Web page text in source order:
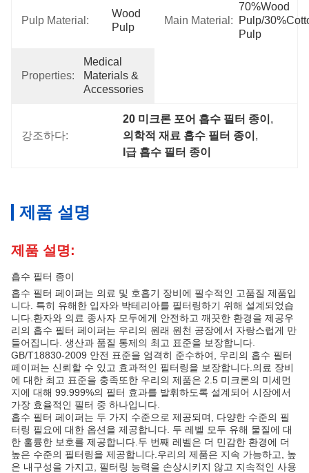
Pulp Material:
Wood
Pulp
Main Material:
70%Wood
Pulp/
Pulp
Properties:
Medical
Materials &
Accessories
강조하다:
20 미크론 포어 흡수 필터 종이 ,
의학적 재료 흡수 필터 종이 ,
I급 흡수 필터 종이
제품 설명
제품 설명:
흡수 필터 종이
흡수 필터 페이퍼는 의료 및 호흡기 장비에 필수적인 고품질 제품입
니다. 특히 유해한 입자와 박테리아를 필터링하기 위해 설계되었습
니다.환자와 의료 종사자 모두에게 안전하고 깨끗한 환경을 제공우
리의 흡수 필터 페이퍼는 우리의 원래 원천 공장에서 자랑스럽게 만
들어집니다. 생산과 품질 통제의 최고 표준을 보장합니다.
GB/T18830-2009 안전 표준을 엄격히 준수하여, 우리의 흡수 필터
페이퍼는 신뢰할 수 있고 효과적인 필터링을 보장합니다.의료 장비
에 대한 최고 표준을 충족또한 우리의 제품은 2.5 미크론의 미세먼
지에 대해 99.999%의 필터 효과를 발휘하도록 설계되어 시장에서
가장 효율적인 필터 중 하나입니다.
흡수 필터 페이퍼는 두 가지 수준으로 제공되며, 다양한 수준의 필
터링 필요에 대한 옵션을 제공합니다. 두 레벨 모두 유해 물질에 대
한 훌륭한 보호를 제공합니다.두 번째 레벨은 더 민감한 환경에 더
높은 수준의 필터링을 제공합니다.우리의 제품은 지속 가능하고, 높
은 내구성을 가지고, 필터링 능력을 손상시키지 않고 지속적인 사용